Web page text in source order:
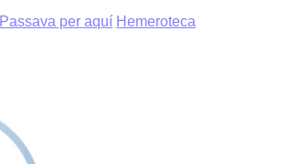
Passava per aquí Hemeroteca